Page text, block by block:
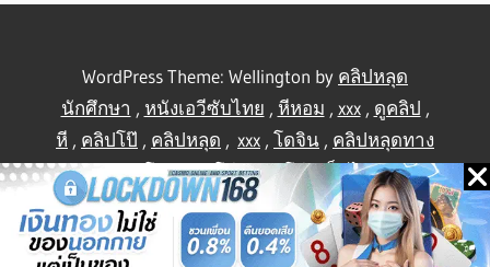
WordPress Theme: Wellington by คลิปหลุด
นักศึกษา , หนังเอวีซับไทย , หีหอม , xxx, ดูคลิป ,
หี , คลิปโป๊ , คลิปหลุด , xxx , โดจิน , คลิปหลุดทาง
บ้าน ,คลิปโป้ ,คลิปโป๊,คลิปโป๊,เย็ดไทย,คลิป
หลุดไทย